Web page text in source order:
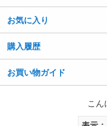
お気に入り
購入履歴
お買い物ガイド
こ